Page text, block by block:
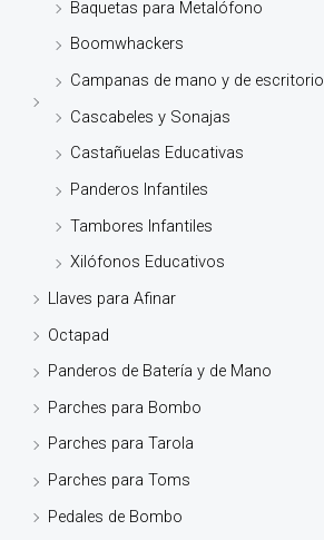
Baquetas para Metalófono
Boomwhackers
Campanas de mano y de escritorio
Cascabeles y Sonajas
Castañuelas Educativas
Panderos Infantiles
Tambores Infantiles
Xilófonos Educativos
Llaves para Afinar
Octapad
Panderos de Batería y de Mano
Parches para Bombo
Parches para Tarola
Parches para Toms
Pedales de Bombo